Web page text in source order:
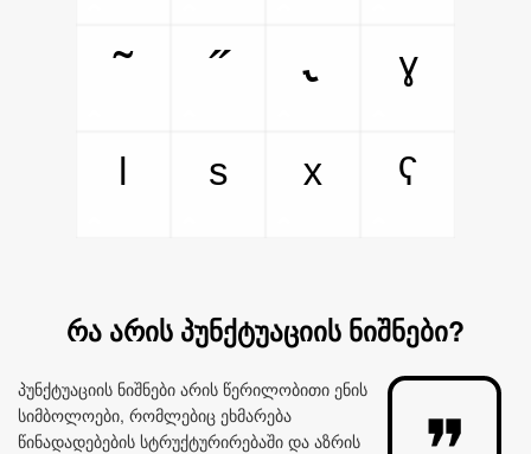
˜
˝ ˞
ˠ
ˡ
ˢ ˣ ˤ
რა არის პუნქტუაციის ნიშნები?
პუნქტუაციის ნიშნები არის წერილობითი ენის
სიმბოლოები, რომლებიც ეხმარება
წინადადებების სტრუქტურირებაში და აზრის